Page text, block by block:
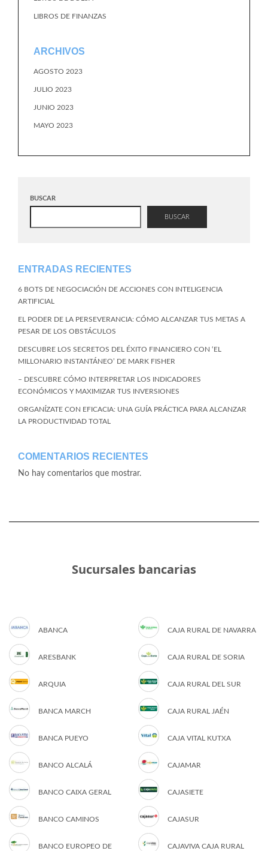
LIBROS DE FINANZAS
ARCHIVOS
AGOSTO 2023
JULIO 2023
JUNIO 2023
MAYO 2023
BUSCAR
BUSCAR
ENTRADAS RECIENTES
6 BOTS DE NEGOCIACIÓN DE ACCIONES CON INTELIGENCIA
ARTIFICIAL
EL PODER DE LA PERSEVERANCIA: CÓMO ALCANZAR TUS METAS A
PESAR DE LOS OBSTÁCULOS
DESCUBRE LOS SECRETOS DEL ÉXITO FINANCIERO CON ‘EL
MILLONARIO INSTANTÁNEO’ DE MARK FISHER
– DESCUBRE CÓMO INTERPRETAR LOS INDICADORES
ECONÓMICOS Y MAXIMIZAR TUS INVERSIONES
ORGANÍZATE CON EFICACIA: UNA GUÍA PRÁCTICA PARA ALCANZAR
LA PRODUCTIVIDAD TOTAL
COMENTARIOS RECIENTES
No hay comentarios que mostrar.
Sucursales bancarias
ABANCA
ARESBANK
ARQUIA
BANCA MARCH
BANCA PUEYO
BANCO ALCALÁ
BANCO CAIXA GERAL
BANCO CAMINOS
BANCO EUROPEO DE
CAJA RURAL DE NAVARRA
CAJA RURAL DE SORIA
CAJA RURAL DEL SUR
CAJA RURAL JAÉN
CAJA VITAL KUTXA
CAJAMAR
CAJASIETE
CAJASUR
CAJAVIVA CAJA RURAL